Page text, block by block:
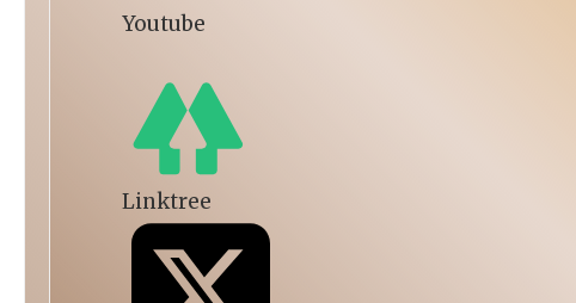
Youtube
Linktree